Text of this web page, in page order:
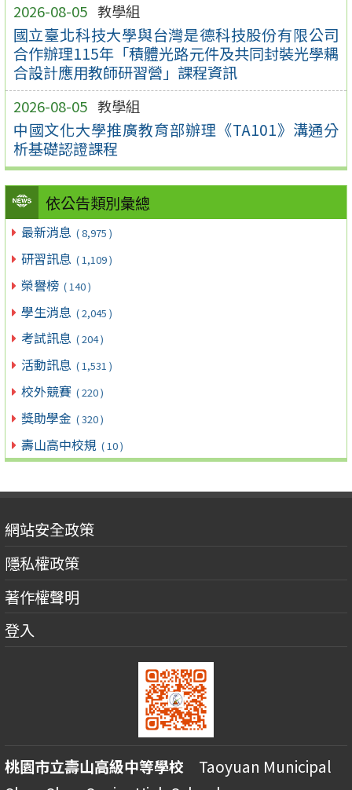
2026-08-05 教學組
國立臺北科技大學與台灣是德科技股份有限公司
合作辦理115年「積體光路元件及共同封裝光學耦
合設計應用教師研習營」課程資訊
2026-08-05 教學組
中國文化大學推廣教育部辦理《TA101》溝通分
析基礎認證課程
依公告類別彙總
最新消息 ( 8,975 )
研習訊息 ( 1,109 )
榮譽榜 ( 140 )
學生消息 ( 2,045 )
考試訊息 ( 204 )
活動訊息 ( 1,531 )
校外競賽 ( 220 )
獎助學金 ( 320 )
壽山高中校規 ( 10 )
網站安全政策
隱私權政策
著作權聲明
登入
桃園市立壽山高級中等學校 Taoyuan Municipal